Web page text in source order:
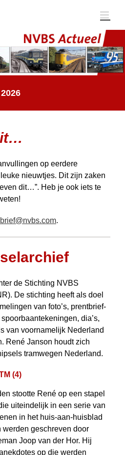
op eerdere
nieuwtjes. Dit zijn zaken
dit…”. Heb je ook iets te
.
de Stichting NVBS
De stichting heeft als doel
van foto’s, prent­brief­
dia’s,
van voornamelijk Nederland
René Janson houdt zich
tramwegen Nederland.
(4)
stootte René op een stapel
uiteindelijk in een serie van
in het huis-aan-huisblad
werden geschreven door
Joop van der Hor. Hij
op die werden